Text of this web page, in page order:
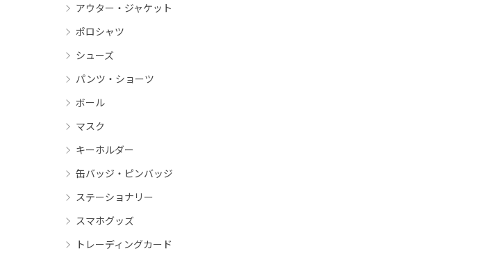
アウター・ジャケット
ポロシャツ
シューズ
パンツ・ショーツ
ボール
マスク
キーホルダー
缶バッジ・ピンバッジ
ステーショナリー
スマホグッズ
トレーディングカード